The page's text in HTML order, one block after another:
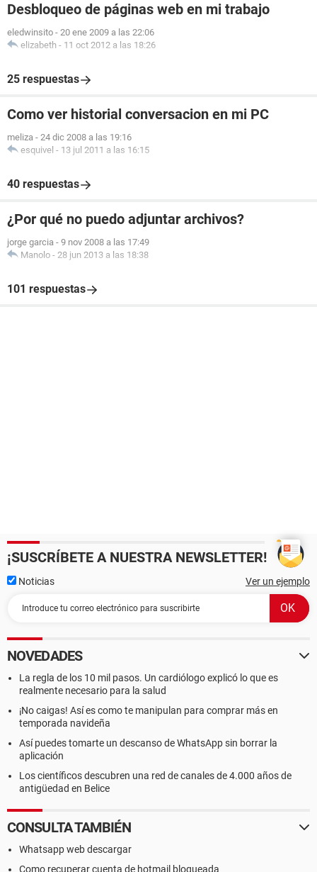
Desbloqueo de páginas web en mi trabajo
eledwinsito - 20 ene 2009 a las 22:06
elizabeth - 11 oct 2012 a las 18:26
25 respuestas
Como ver historial conversacion en mi PC
meliza - 24 dic 2008 a las 19:16
esquivel - 13 jul 2011 a las 16:15
40 respuestas
¿Por qué no puedo adjuntar archivos?
jorge garcia - 9 nov 2008 a las 17:49
Manolo - 28 jun 2013 a las 18:38
101 respuestas
¡SUSCRÍBETE A NUESTRA NEWSLETTER!
Noticias Ver un ejemplo
NOVEDADES
La regla de los 10 mil pasos. Un cardiólogo explicó lo que es
realmente necesario para la salud
¡No caigas! Así es como te manipulan para comprar más en
temporada navideña
Así puedes tomarte un descanso de WhatsApp sin borrar la
aplicación
Los científicos descubren una red de canales de 4.000 años de
antigüedad en Belice
CONSULTA TAMBIÉN
Whatsapp web descargar
Como recuperar cuenta de hotmail bloqueada